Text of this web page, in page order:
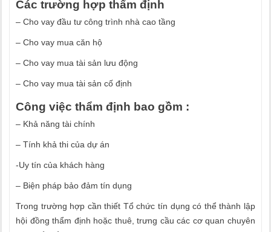
Các trường hợp thẩm định
– Cho vay đầu tư công trình nhà cao tầng
– Cho vay mua căn hộ
– Cho vay mua tài sản lưu động
– Cho vay mua tài sản cố định
Công việc thẩm định bao gồm :
– Khả năng tài chính
– Tính khả thi của dự án
-Uy tín của khách hàng
– Biện pháp bảo đảm tín dụng
Trong trường hợp cần thiết Tổ chức tín dụng có thể thành lập
hội đồng thẩm định hoặc thuê, trưng cầu các cơ quan chuyên